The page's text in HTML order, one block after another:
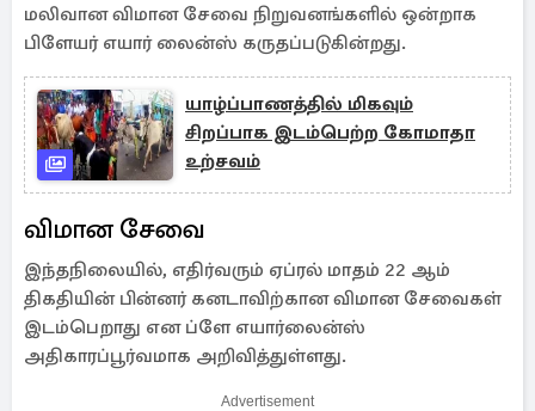
மலிவான விமான சேவை நிறுவனங்களில் ஒன்றாக
பிளேயர் எயார் லைன்ஸ் கருதப்படுகின்றது.
யாழ்ப்பாணத்தில் மிகவும்
சிறப்பாக இடம்பெற்ற கோமாதா
உற்சவம்
விமான சேவை
இந்தநிலையில், எதிர்வரும் ஏப்ரல் மாதம் 22 ஆம்
திகதியின் பின்னர் கனடாவிற்கான விமான சேவைகள்
இடம்பெறாது என ப்ளே எயார்லைன்ஸ்
அதிகாரப்பூர்வமாக அறிவித்துள்ளது.
Advertisement